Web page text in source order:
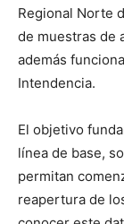
Regional Norte
de muestras de
además
Intendencia.
El objetivo
línea de base,
permitan
reapertura de